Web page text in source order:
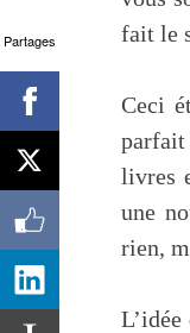
fait le
Ceci
parfait
livres
une
rien,
Partages